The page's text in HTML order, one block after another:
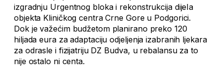
izgradnju Urgentnog bloka i rekonstrukcija dijeIa
objekta Kliničkog centra Crne Gore u Podgorici.
Dok je važećim budžetom planirano preko 120
hiljada eura za adaptacijuodjeljenja izabranih ljekara
za odrasle i fizijatriju DZ Budva, u rebalansu za to
nije ostalo ni centa.